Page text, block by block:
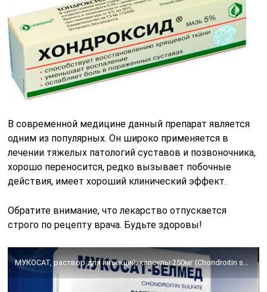
В современной медицине данный препарат является
одним из популярных. Он широко применяется в
лечении тяжелых патологий суставов и позвоночника,
хорошо переносится, редко вызывает побочные
действия, имеет хороший клинический эффект.
Обратите внимание, что лекарство отпускается
строго по рецепту врача. Будьте здоровы!
МУКОСАТ, раствор для инъекций; капсулы 250мг (Chondroitin sulfate)